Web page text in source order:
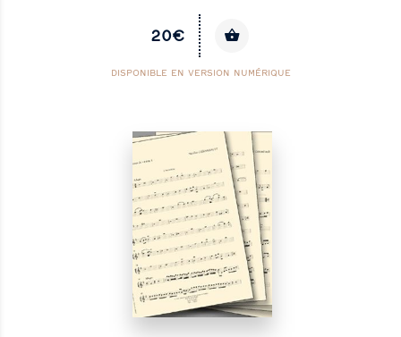
20€
DISPONIBLE EN VERSION NUMÉRIQUE